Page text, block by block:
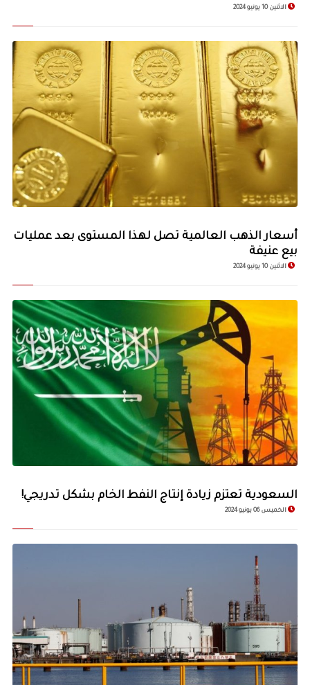
الاثنين 10 يونيو 2024
أسعار الذهب العالمية تصل لهذا المستوى بعد عمليات
بيع عنيفة
الاثنين 10 يونيو 2024
السعودية تعتزم زيادة إنتاج النفط الخام بشكل تدريجي!
الخميس 06 يونيو 2024